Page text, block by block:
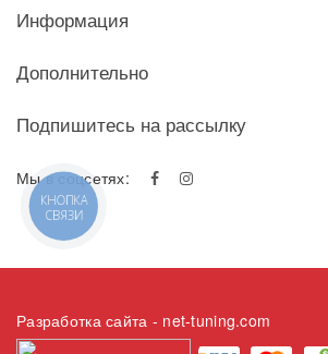
Информация
Дополнительно
Подпишитесь на рассылку
Мы в соцсетях:
Разработка сайта - net-tuning.com
КНОПКА
СВЯЗИ